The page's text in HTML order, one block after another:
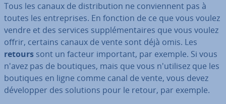
Tous les canaux de dis­tri­bu­tion ne con­vien­nent pas à
toutes les en­tre­prises. En fonction de ce que vous voulez
vendre et des services sup­plé­men­taires que vous voulez
offrir, certains canaux de vente sont déjà omis. Les
retours sont un facteur important, par exemple. Si vous
n'avez pas de boutiques, mais que vous n'uti­li­sez que les
boutiques en ligne comme canal de vente, vous devez
dé­ve­lop­per des solutions pour le retour, par exemple.